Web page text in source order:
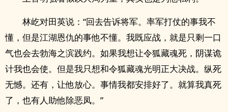
林屹对田英说：“回去告诉将军。率军打仗的事我不
懂，但是江湖恩仇的事他不懂。我既应战，就是只剩一口
气也会去勃海之滨践约。如果我想让令狐藏魂死，阴谋诡
计我也会使。但是我只想和令狐藏魂光明正大决战。纵死
无憾。还有，让他放心。事情我都安排好了。就算我真死
了，也有人助他除恶凤。”